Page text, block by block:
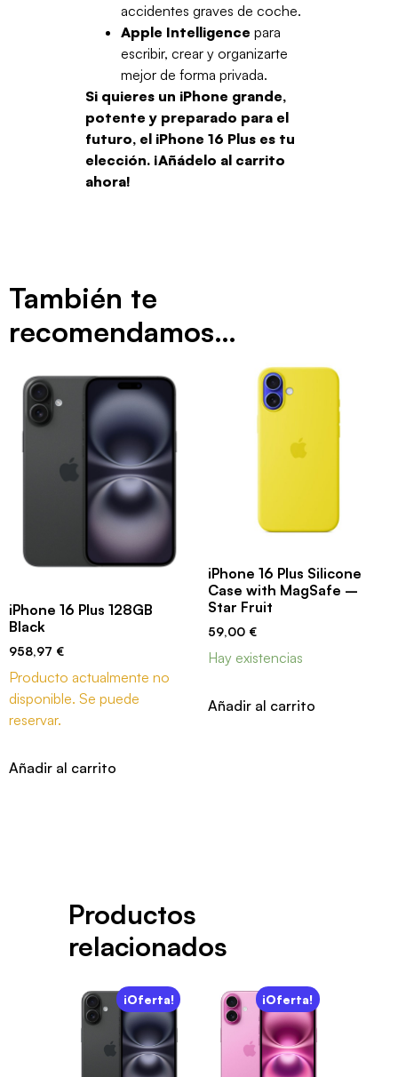
accidentes graves de coche.
Apple Intelligence para
escribir, crear y organizarte
mejor de forma privada.
Si quieres un iPhone grande,
potente y preparado para el
futuro, el iPhone 16 Plus es tu
elección. ¡Añádelo al carrito
ahora!
También te
recomendamos…
iPhone 16 Plus 128GB
Black
958,97 €
Producto actualmente no
disponible. Se puede
reservar.
Añadir al carrito
iPhone 16 Plus Silicone
Case with MagSafe –
Star Fruit
59,00 €
Hay existencias
Añadir al carrito
Productos
relacionados
¡Oferta! ¡Oferta!